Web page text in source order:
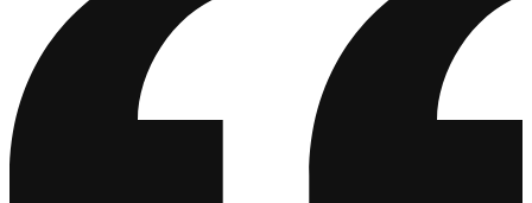
CEWE
Galeria
Iberostar
Barceló
Villeroy & Boch
ABUS
HolzLand